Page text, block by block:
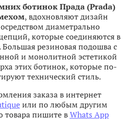
ботинок Прада (Prada)
, вдохновляют дизайн
диаметрально
которые соединяются в
резиновая подошва с
и монолитной эстетикой
этих ботинок, которые по-
технический стиль.
заказа в интернет
или по любым другим
товара пишите вWhats App